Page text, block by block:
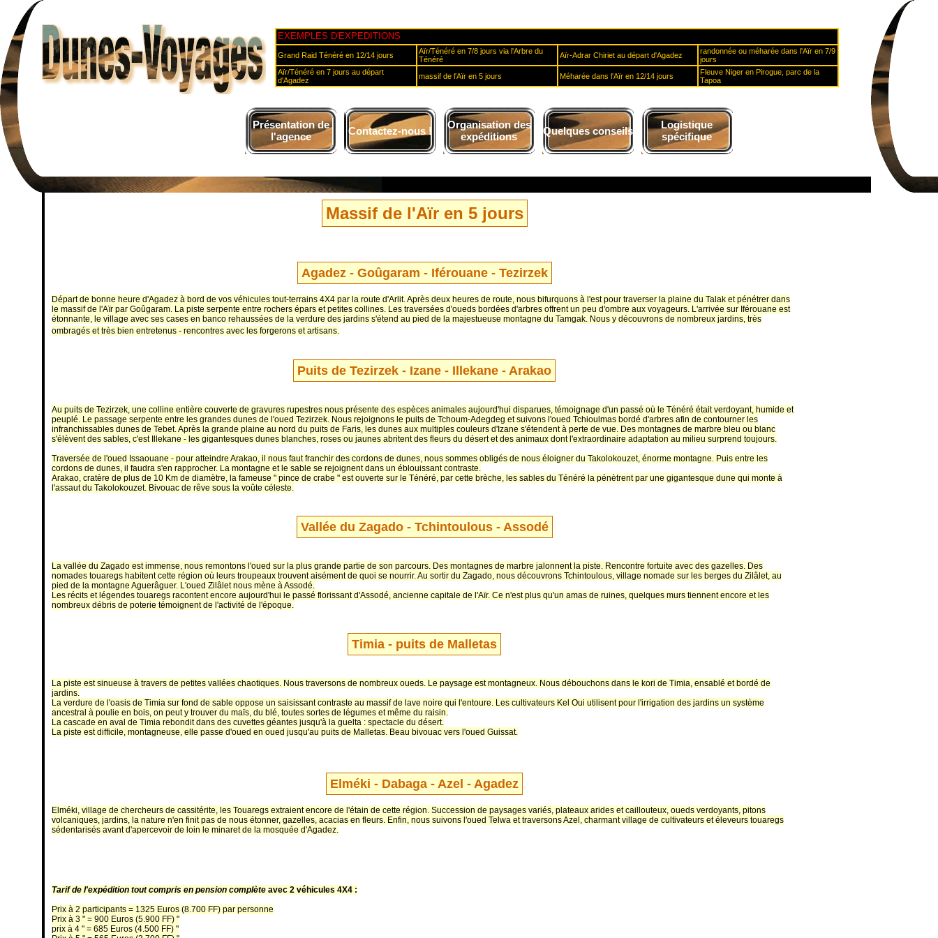
EXEMPLES D'EXPEDITIONS
Grand Raid Ténéré en 12/14 jours
Aïr/Ténéré en 7/8 jours via l'Arbre du
Ténéré
Aïr-Adrar Chiriet au départ d'Agadez
randonnée ou méharée dans l'Aïr en 7/9
jours
Aïr/Ténéré en 7 jours au départ
d'Agadez
massif de l'Aïr en 5 jours Méharée dans l'Aïr en 12/14 jours
Fleuve Niger en Pirogue, parc de la
Tapoa
Présentation de
l'agence
Contactez-nous !
Organisation des
expéditions
Quelques conseils
Logistique
spécifique
Massif de l'Aïr en 5 jours
Agadez - Goûgaram - Iférouane - Tezirzek
Départ de bonne heure d'Agadez à bord de vos véhicules tout-terrains 4X4 par la route d'Arlit. Après deux heures de route, nous bifurquons à l'est pour traverser la plaine du Talak et pénétrer dans
le massif de l'Aïr par Goûgaram. La piste serpente entre rochers épars et petites collines. Les traversées d'oueds bordées d'arbres offrent un peu d'ombre aux voyageurs. L'arrivée sur Iférouane est
étonnante, le village avec ses cases en banco rehaussées de la verdure des jardins s'étend au pied de la majestueuse montagne du Tamgak. Nous y découvrons de nombreux jardins, très
ombragés et très bien entretenus - rencontres avec les forgerons et artisans.
Puits de Tezirzek - Izane - Illekane - Arakao
Au puits de Tezirzek, une colline entière couverte de gravures rupestres nous présente des espèces animales aujourd'hui disparues, témoignage d'un passé où le Ténéré était verdoyant, humide et
peuplé. Le passage serpente entre les grandes dunes de l'oued Tezirzek. Nous rejoignons le puits de Tchoum-Adegdeg et suivons l'oued Tchioulmas bordé d'arbres afin de contourner les
infranchissables dunes de Tebet. Après la grande plaine au nord du puits de Faris, les dunes aux multiples couleurs d'Izane s'étendent à perte de vue. Des montagnes de marbre bleu ou blanc
s'élèvent des sables, c'est Illekane - les gigantesques dunes blanches, roses ou jaunes abritent des fleurs du désert et des animaux dont l'extraordinaire adaptation au milieu surprend toujours.
Traversée de l'oued Issaouane - pour atteindre Arakao, il nous faut franchir des cordons de dunes, nous sommes obligés de nous éloigner du Takolokouzet, énorme montagne. Puis entre les
cordons de dunes, il faudra s'en rapprocher. La montagne et le sable se rejoignent dans un éblouissant contraste.
Arakao, cratère de plus de 10 Km de diamètre, la fameuse " pince de crabe " est ouverte sur le Ténéré, par cette brèche, les sables du Ténéré la pénètrent par une gigantesque dune qui monte à
l'assaut du Takolokouzet. Bivouac de rêve sous la voûte céleste.
Vallée du Zagado - Tchintoulous - Assodé
La vallée du Zagado est immense, nous remontons l'oued sur la plus grande partie de son parcours. Des montagnes de marbre jalonnent la piste. Rencontre fortuite avec des gazelles. Des
nomades touaregs habitent cette région où leurs troupeaux trouvent aisément de quoi se nourrir. Au sortir du Zagado, nous découvrons Tchintoulous, village nomade sur les berges du Zilâlet, au
pied de la montagne Aguerâguer. L'oued Zilâlet nous mène à Assodé.
Les récits et légendes touaregs racontent encore aujourd'hui le passé florissant d'Assodé, ancienne capitale de l'Aïr. Ce n'est plus qu'un amas de ruines, quelques murs tiennent encore et les
nombreux débris de poterie témoignent de l'activité de l'époque.
Timia - puits de Malletas
La piste est sinueuse à travers de petites vallées chaotiques. Nous traversons de nombreux oueds. Le paysage est montagneux. Nous débouchons dans le kori de Timia, ensablé et bordé de
jardins.
La verdure de l'oasis de Timia sur fond de sable oppose un saisissant contraste au massif de lave noire qui l'entoure. Les cultivateurs Kel Oui utilisent pour l'irrigation des jardins un système
ancestral à poulie en bois, on peut y trouver du maïs, du blé, toutes sortes de légumes et même du raisin.
La cascade en aval de Timia rebondit dans des cuvettes géantes jusqu'à la guelta : spectacle du désert.
La piste est difficile, montagneuse, elle passe d'oued en oued jusqu'au puits de Malletas. Beau bivouac vers l'oued Guissat.
Elméki - Dabaga - Azel - Agadez
Elméki, village de chercheurs de cassitérite, les Touaregs extraient encore de l'étain de cette région. Succession de paysages variés, plateaux arides et caillouteux, oueds verdoyants, pitons
volcaniques, jardins, la nature n'en finit pas de nous étonner, gazelles, acacias en fleurs. Enfin, nous suivons l'oued Telwa et traversons Azel, charmant village de cultivateurs et éleveurs touaregs
sédentarisés avant d'apercevoir de loin le minaret de la mosquée d'Agadez.
Tarif de l'expédition tout compris en pension complète avec 2 véhicules 4X4 :
Prix à 2 participants = 1325 Euros (8.700 FF) par personne
Prix à 3 " = 900 Euros (5.900 FF) "
prix à 4 " = 685 Euros (4.500 FF) "